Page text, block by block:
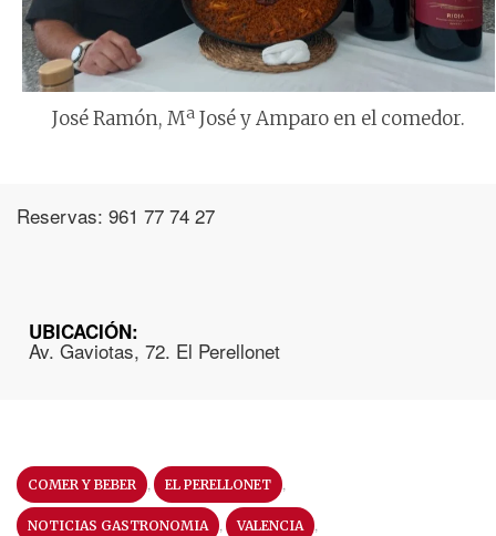
José Ramón, Mª José y Amparo en el comedor.
Reservas: 961 77 74 27
UBICACIÓN:
Av. Gaviotas, 72. El Perellonet
COMER Y BEBER , EL PERELLONET ,
NOTICIAS GASTRONOMIA , VALENCIA ,